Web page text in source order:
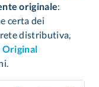
originale:
certa dei
distributiva,
Original